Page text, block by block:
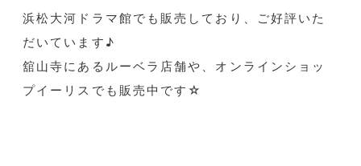
浜松大河ドラマ館でも販売しており、ご好評いた
だいています♪
舘山寺にあるルーベラ店舗や、オンラインショッ
プイーリスでも販売中です☆